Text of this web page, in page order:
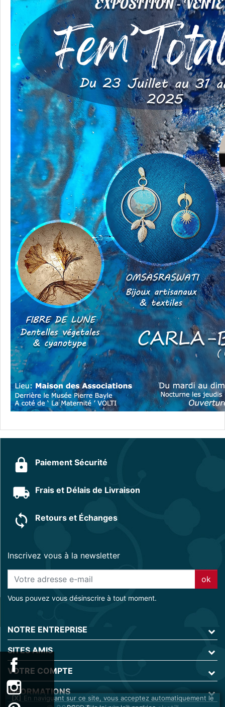
Paiement Sécurité
Frais et Délais de Livraison
Retours et Échanges
Inscrivez vous à la newsletter
ok
Vous pouvez vous désinscrire à tout moment.
NOTRE ENTREPRISE
SITES AMIS
VOTRE COMPTE
INFORMATIONS
En naviguant sur ce site, vous acceptez automatiquement le